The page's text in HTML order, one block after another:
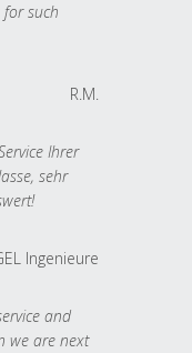
such
R.M.
Ihrer
sehr
Ingenieure
and
we are next